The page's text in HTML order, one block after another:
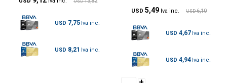
USD 7,75
USD 8,21
USD 5,49 USD 6,10
USD 4,67
USD 4,94